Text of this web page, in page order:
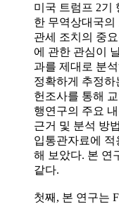
미국 트럼프 2기
한 무역상대국의
관세 조치의 중
에 관한 관심이
과를 제대로 분
정확하게 추정
헌조사를 통해
행연구의 주요
근거 및 분석 방
입통관자료에
해 보았다. 본 연
같다.
첫째, 본 연구는